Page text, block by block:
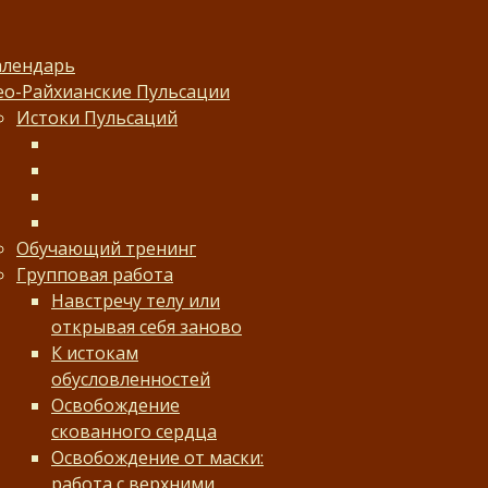
Райхианские Пульсации
Истоки Пульсаций
Обучающий тренинг
Групповая работа
Навстречу телу или
открывая себя заново
К истокам
обусловленностей
Освобождение
скованного сердца
Освобождение от маски: